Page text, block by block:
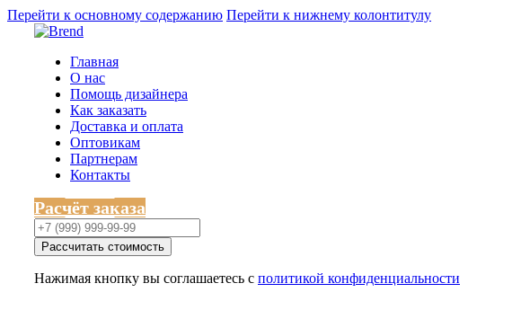
Перейти к основному содержанию Перейти к нижнему колонтитулу
Главная
О нас
Помощь дизайнера
Как заказать
Доставка и оплата
Оптовикам
Партнерам
Контакты
Расчёт заказа
Рассчитать стоимость
Нажимая кнопку вы соглашаетесь с политикой конфиденциальности